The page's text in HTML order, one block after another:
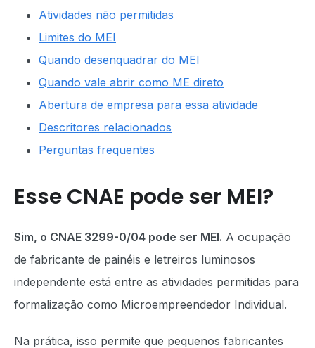
Atividades não permitidas
Limites do MEI
Quando desenquadrar do MEI
Quando vale abrir como ME direto
Abertura de empresa para essa atividade
Descritores relacionados
Perguntas frequentes
Esse CNAE pode ser MEI?
Sim, o CNAE 3299-0/04 pode ser MEI. A ocupação
de fabricante de painéis e letreiros luminosos
independente está entre as atividades permitidas para
formalização como Microempreendedor Individual.
Na prática, isso permite que pequenos fabricantes